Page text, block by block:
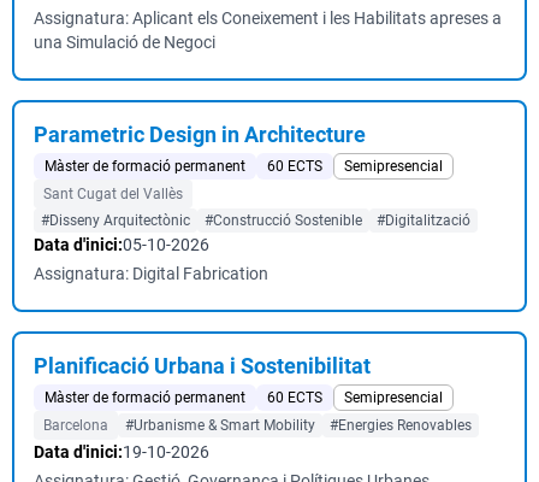
Assignatura: Aplicant els Coneixement i les Habilitats apreses a
una Simulació de Negoci
Parametric Design in Architecture
Màster de formació permanent 60 ECTS
Semipresencial
Sant Cugat del Vallès
#Disseny Arquitectònic
#Construcció Sostenible #Digitalització
Data d'inici:05-10-2026
Assignatura: Digital Fabrication
Planificació Urbana i Sostenibilitat
Màster de formació permanent 60 ECTS
Semipresencial
Barcelona
#Urbanisme & Smart Mobility #Energies Renovables
Data d'inici:19-10-2026